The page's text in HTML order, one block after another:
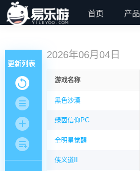
首页 产品
更新列表
2026年06月04日
游戏名称
黑色沙漠
绿茵信仰PC
全明星觉醒
侠义道II